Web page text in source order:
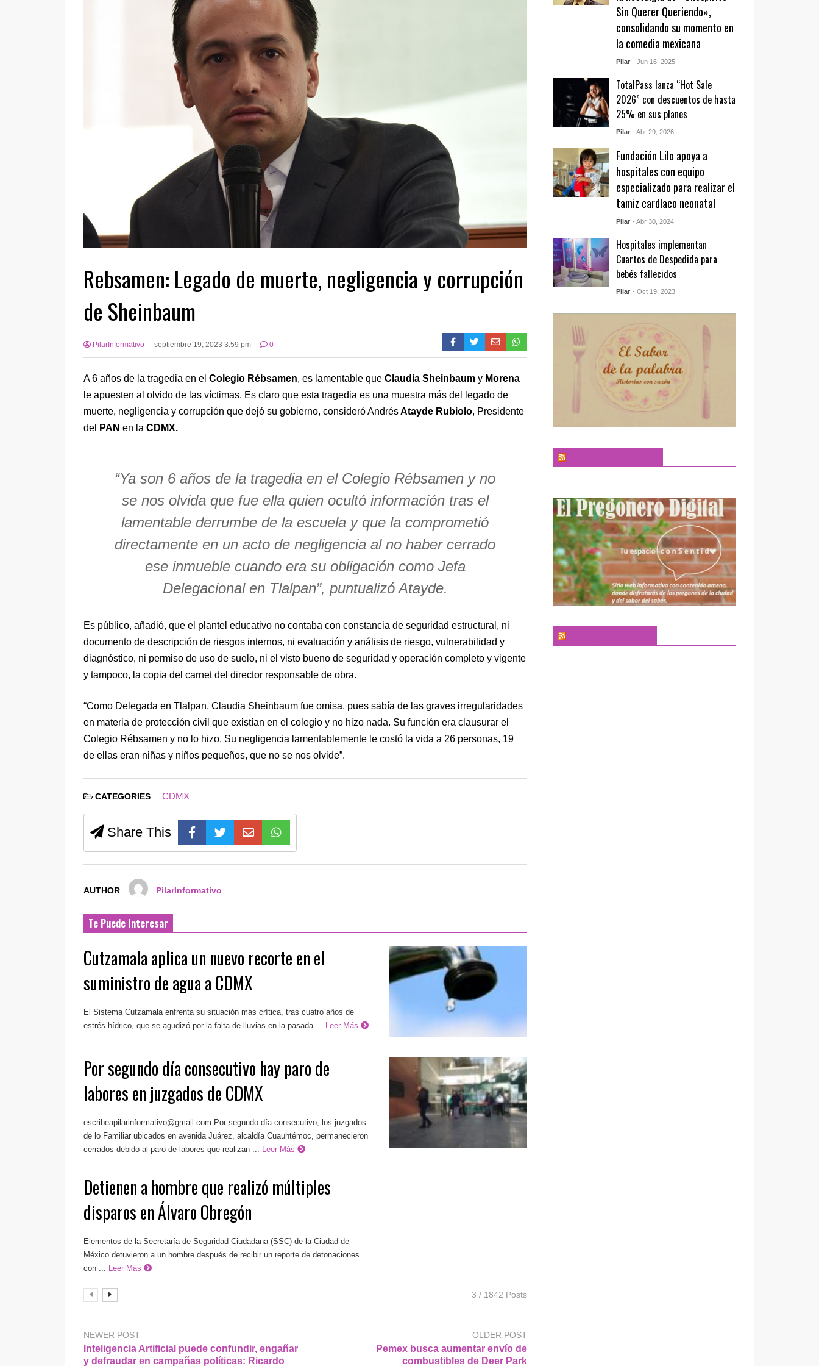
Rebsamen: Legado de muerte, negligencia y corrupción
de Sheinbaum
PilarInformativo septiembre 19, 2023 3:59 pm 0
A 6 años de la tragedia en el Colegio Rébsamen, es lamentable que Claudia Sheinbaum y Morena
le apuesten al olvido de las víctimas. Es claro que esta tragedia es una muestra más del legado de
muerte, negligencia y corrupción que dejó su gobierno, consideró AndrésAtayde Rubiolo, Presidente
del
PAN en la CDMX.
“Ya son 6 años de la tragedia en el Colegio Rébsamen y no
se nos olvida que fue ella quien ocultó información tras el
lamentable derrumbe de la escuela y que la comprometió
directamente en un acto de negligencia al no haber cerrado
ese inmueble cuando era su obligación como Jefa
Delegacional en Tlalpan”, puntualizó Atayde.
Es público, añadió, que el plantel educativo no contaba con constancia de seguridad estructural, ni
documento de descripción de riesgos internos, ni evaluación y análisis de riesgo, vulnerabilidad y
diagnóstico, ni permiso de uso de suelo, ni el visto bueno de seguridad y operación completo y vigente
y tampoco, la copia del carnet del director responsable de obra.
“Como Delegada en Tlalpan, Claudia Sheinbaum fue omisa, pues sabía de las graves irregularidades
en materia de protección civil que existían en el colegio y no hizo nada. Su función era clausurar el
Colegio Rébsamen y no lo hizo. Su negligencia lamentablemente le costó la vida a 26 personas, 19
de ellas eran niñas y niños pequeños, que no se nos olvide”.
CATEGORIES CDMX
Share This
AUTHOR PilarInformativo
Te Puede Interesar
Cutzamala aplica un nuevo recorte en el
suministro de agua a CDMX
El Sistema Cutzamala enfrenta su situación más crítica, tras cuatro años de
estrés hídrico, que se agudizó por la falta de lluvias en la pasada ...
Leer Más
Por segundo día consecutivo hay paro de
labores en juzgados de CDMX
escribeapilarinformativo@gmail.com Por segundo día consecutivo, los juzgados
de lo Familiar ubicados en avenida Juárez, alcaldía Cuauhtémoc, permanecieron
cerrados debido al paro de labores que realizan ... Leer Más
Detienen a hombre que realizó múltiples
disparos en Álvaro Obregón
Elementos de la Secretaría de Seguridad Ciudadana (SSC) de la Ciudad de
México detuvieron a un hombre después de recibir un reporte de detonaciones
con ... Leer Más
3 / 1842 Posts
NEWER POST
Inteligencia Artificial puede confundir, engañar
y defraudar en campañas políticas: Ricardo
OLDER POST
Pemex busca aumentar envío de
combustibles de Deer Park
Sin Querer Queriendo»,
consolidando su momento en
la comedia mexicana
Pilar - Jun 16, 2025
TotalPass lanza “Hot Sale
2026” con descuentos de hasta
25% en sus planes
Pilar - Abr 29, 2026
Fundación Lilo apoya a
hospitales con equipo
especializado para realizar el
tamiz cardíaco neonatal
Pilar - Abr 30, 2024
Hospitales implementan
Cuartos de Despedida para
bebés fallecidos
Pilar - Oct 19, 2023